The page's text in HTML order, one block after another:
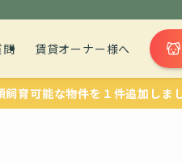
問 賃貸オーナー様へ
１件追加しました。いずれ